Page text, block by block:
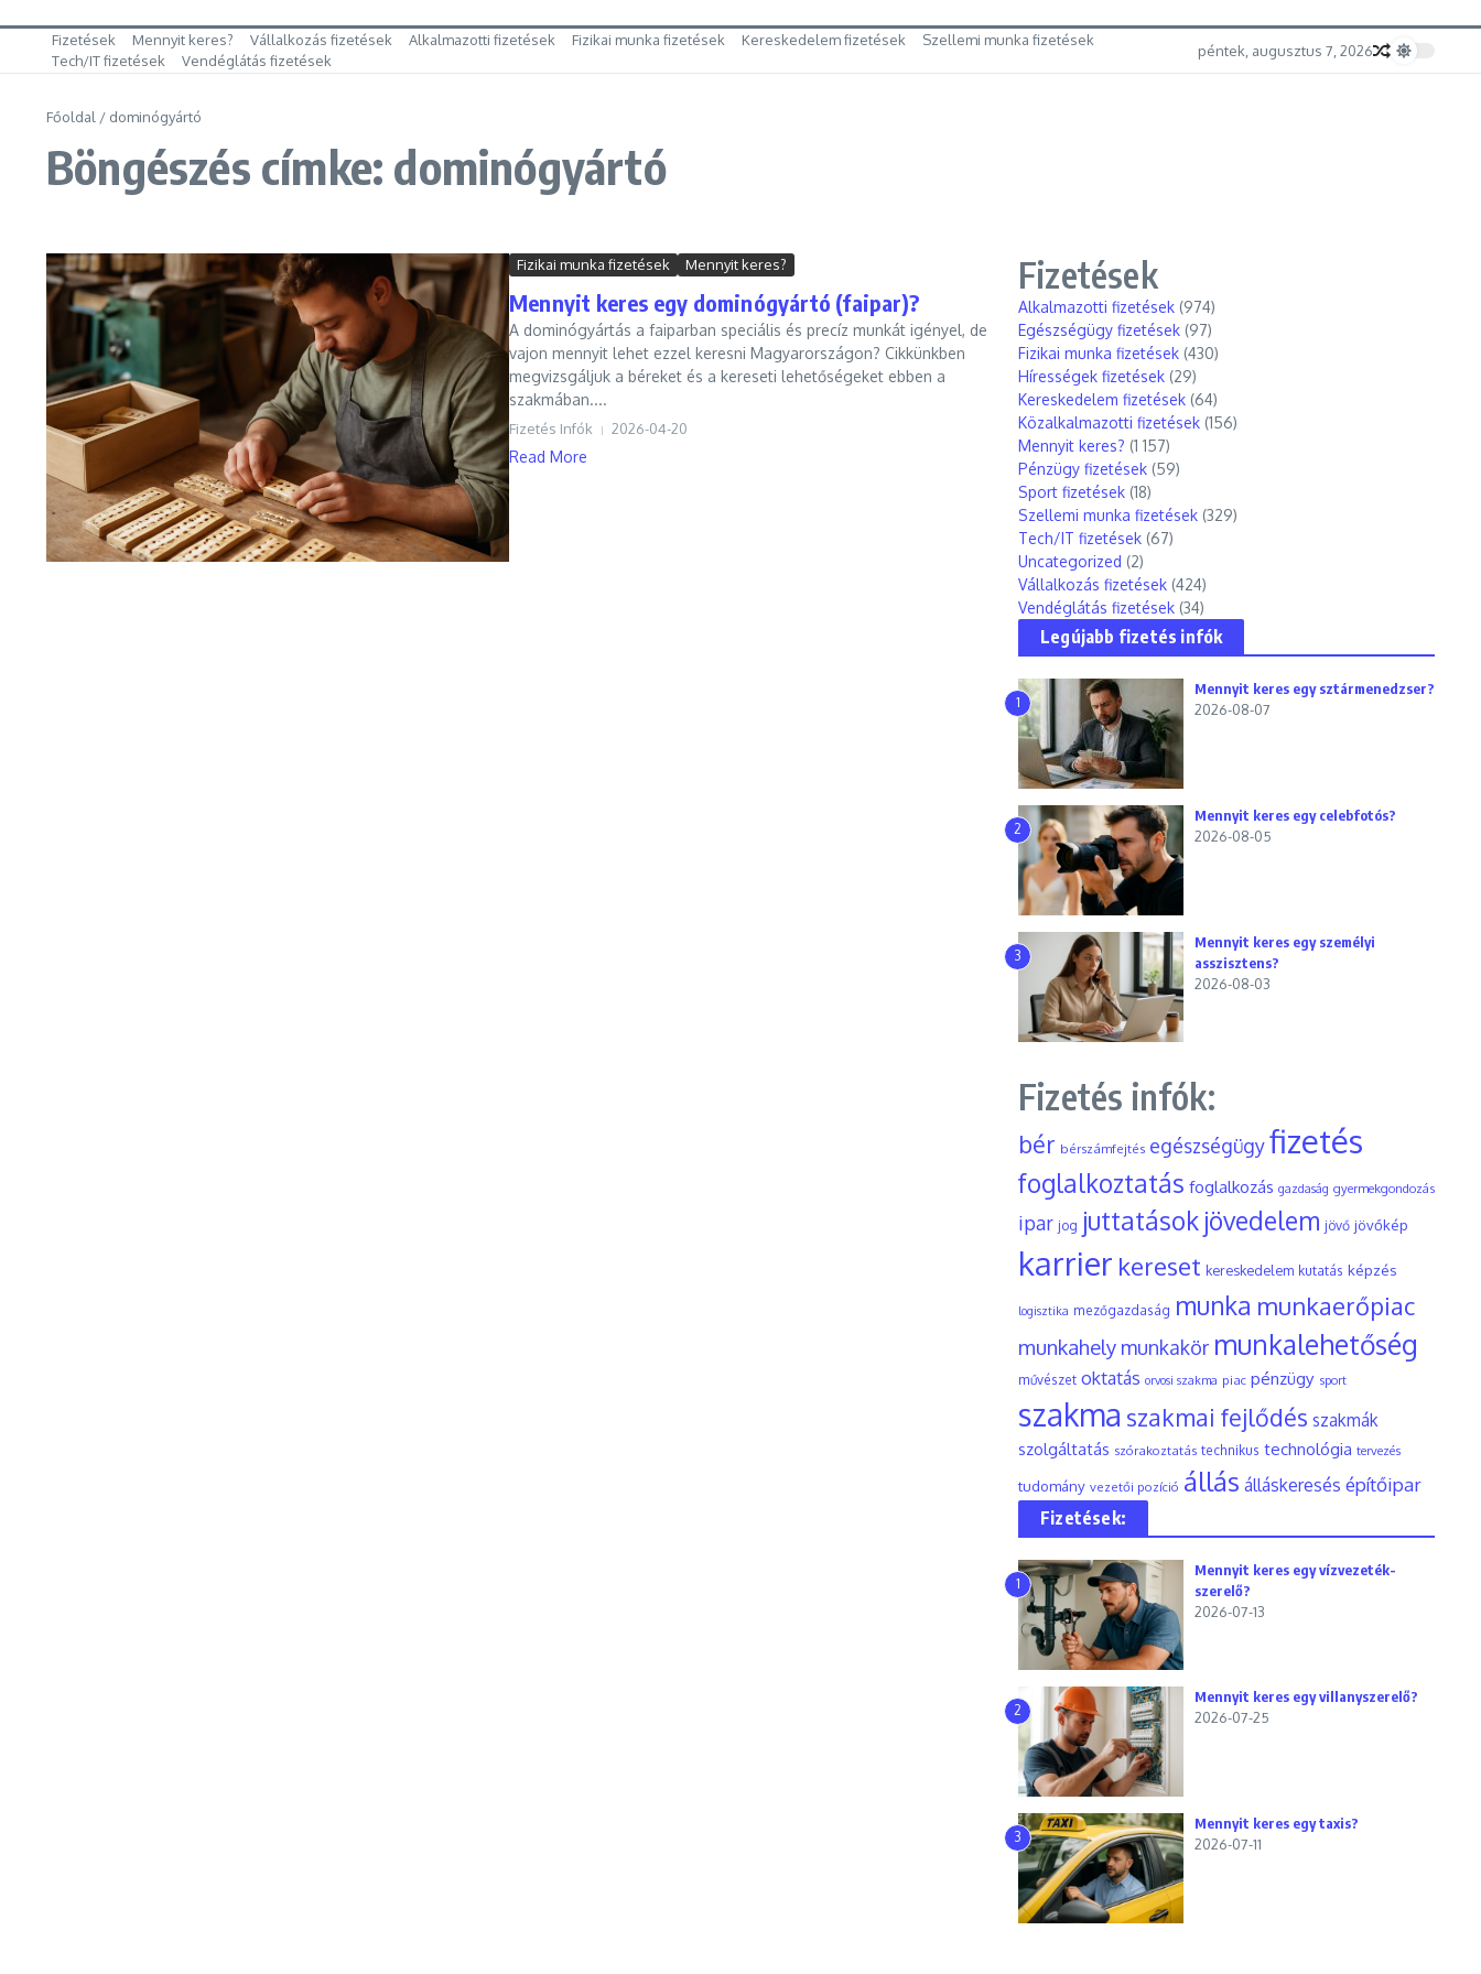
Fizetések Mennyit keres? Vállalkozás fizetések Alkalmazotti fizetések Fizikai munka fizetések Kereskedelem fizetések
Szellemi munka fizetések
Tech/IT fizetések
Vendéglátás fizetések
péntek, augusztus 7, 2026
Főoldal / dominógyártó
Böngészés címke: dominógyártó
Fizikai munka fizetések Mennyit keres?
Mennyit keres egy dominógyártó (faipar)?
A dominógyártás a faiparban speciális és precíz munkát igényel, de
vajon mennyit lehet ezzel keresni Magyarországon? Cikkünkben
megvizsgáljuk a béreket és a kereseti lehetőségeket ebben a
szakmában....
Fizetés Infók 2026-04-20
Read More
Fizetések
Alkalmazotti fizetések (974)
Egészségügy fizetések (97)
Fizikai munka fizetések (430)
Hírességek fizetések (29)
Kereskedelem fizetések (64)
Közalkalmazotti fizetések (156)
Mennyit keres? (1 157)
Pénzügy fizetések (59)
Sport fizetések (18)
Szellemi munka fizetések (329)
Tech/IT fizetések (67)
Uncategorized (2)
Vállalkozás fizetések (424)
Vendéglátás fizetések (34)
Legújabb fizetés infók
1
Mennyit keres egy sztármenedzser?
2026-08-07
2
Mennyit keres egy celebfotós?
2026-08-05
3
Mennyit keres egy személyi
asszisztens?
2026-08-03
Fizetés infók:
bér bérszámfejtés egészségügyfizetés
foglalkoztatás foglalkozás gazdaság gyermekgondozás
ipar jog juttatások jövedelem jövő jövőkép
karrier kereset kereskedelem kutatás képzés
logisztika mezőgazdaság munka munkaerőpiac
munkahely munkakör munkalehetőség
művészet oktatás orvosi szakma piac pénzügy sport
szakma szakmai fejlődés szakmák
szolgáltatás szórakoztatás technikus technológia tervezés
tudomány vezetői pozíció állás álláskeresés építőipar
Fizetések:
1
Mennyit keres egy vízvezeték-
szerelő?
2026-07-13
2
Mennyit keres egy villanyszerelő?
2026-07-25
3
Mennyit keres egy taxis?
2026-07-11